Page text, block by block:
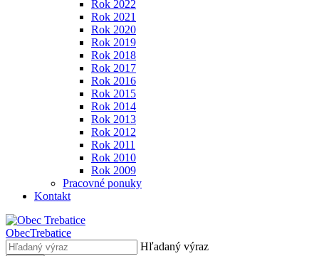
Rok 2022
Rok 2021
Rok 2020
Rok 2019
Rok 2018
Rok 2017
Rok 2016
Rok 2015
Rok 2014
Rok 2013
Rok 2012
Rok 2011
Rok 2010
Rok 2009
Pracovné ponuky
Kontakt
ObecTrebatice
Hľadaný výraz